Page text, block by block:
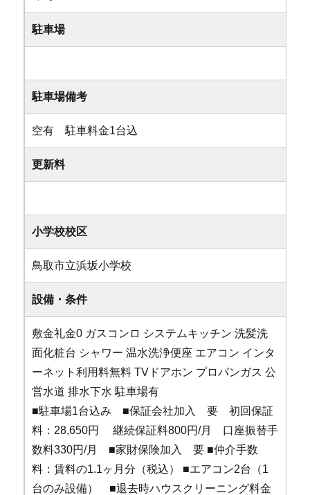
駐車場
駐車場備考
空有 駐車料金1台込
更新料
小学校校区
鳥取市立浜坂小学校
設備・条件
敷金礼金0 ガスコンロ システムキッチン 洗髪洗
面化粧台 シャワー 温水洗浄便座 エアコン インタ
ーネット利用料無料 TVドアホン プロパンガス 公
営水道 排水下水 駐車場有
■駐車場1台込み ■保証会社加入 要 初回保証
料：28,650円 継続保証料800円/月 口座振替手
数料330円/月 ■家財保険加入 要 ■仲介手数
料：賃料の1.1ヶ月分（税込） ■エアコン2台（1
台のみ設備） ■退去時ハウスクリーニング料金